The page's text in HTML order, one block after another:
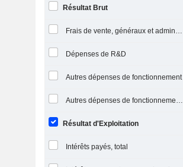
Résultat Brut
Frais de vente, généraux et administratifs, total
Dépenses de R&D
Autres dépenses de fonctionnement
Autres dépenses de fonctionnement, total
Résultat d'Exploitation
Intérêts payés, total